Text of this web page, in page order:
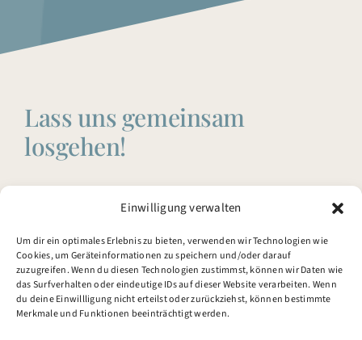
Einwilligung verwalten
Um dir ein optimales Erlebnis zu bieten, verwenden wir Technologien wie
Cookies, um Geräteinformationen zu speichern und/oder darauf
zuzugreifen. Wenn du diesen Technologien zustimmst, können wir Daten wie
das Surfverhalten oder eindeutige IDs auf dieser Website verarbeiten. Wenn
du deine Einwillligung nicht erteilst oder zurückziehst, können bestimmte
Merkmale und Funktionen beeinträchtigt werden.
Lass uns gemeinsam
losgehen!
Behandlung erleben oder mir einfach eine Frage
stellen?
Ich freue mich von dir zu hören.
Kontakt